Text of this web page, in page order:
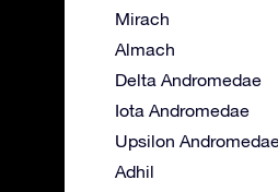
Mirach
Almach
Delta Andromedae
Iota Andromedae
Upsilon
Adhil